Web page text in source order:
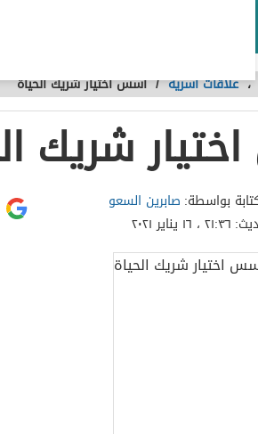
،علاقات أسرية /أسس اختيار شريك الحياة
شريك
بواسطة: صابرين السعو
٢١:٣٦ ، ١٦ يناير ٢٠٢١